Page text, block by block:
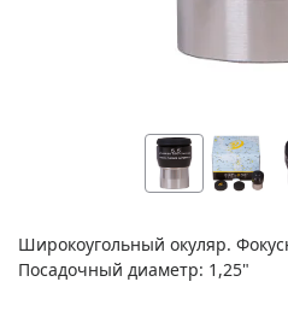
Широкоугольный окуляр.
Посадочный диаметр: 1,25"